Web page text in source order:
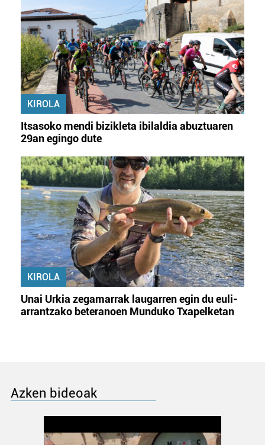
KIROLA
Itsasoko mendi bizikleta ibilaldia abuztuaren
29an egingo dute
KIROLA
Unai Urkia zegamarrak laugarren egin du euli-
arrantzako beteranoen Munduko Txapelketan
Azken bideoak